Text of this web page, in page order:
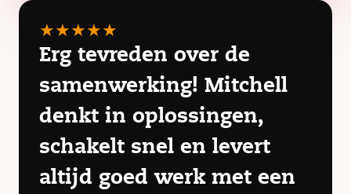
★★★★★
Erg tevreden over de
samenwerking! Mitchell
denkt in oplossingen,
schakelt snel en levert
altijd goed werk met een